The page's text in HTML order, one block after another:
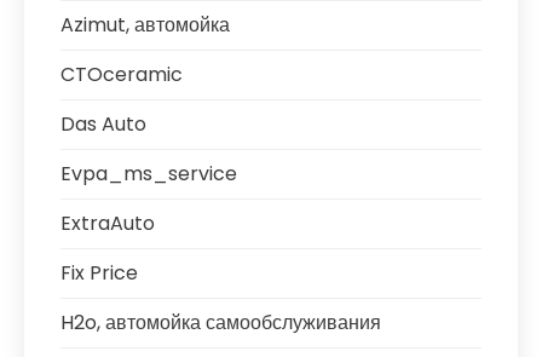
Azimut, автомойка
CTOceramic
Das Auto
Evpa_ms_service
ExtraAuto
Fix Price
H2o, автомойка самообслуживания